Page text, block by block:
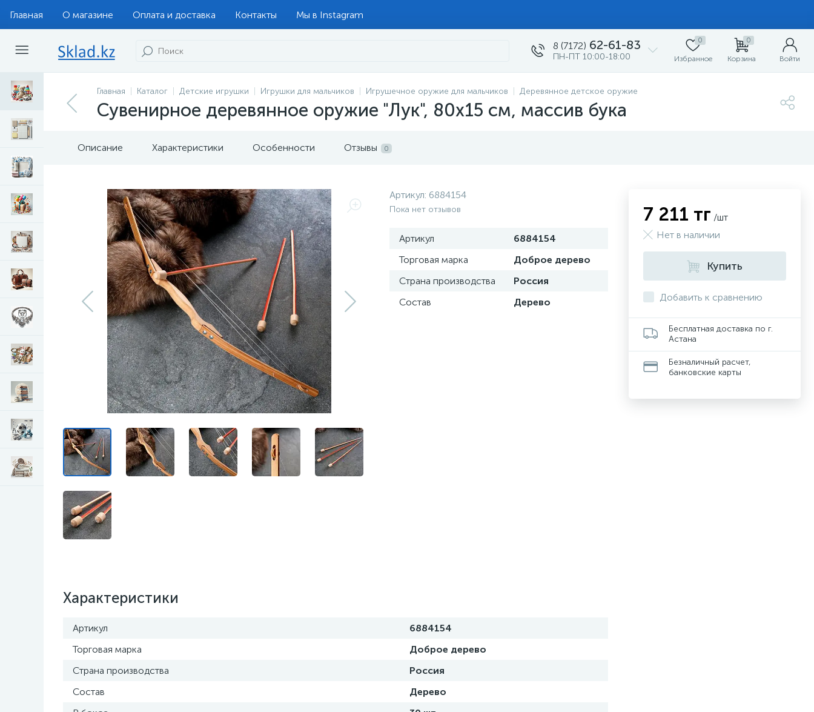
Главная О магазине Оплата и доставка Контакты Мы в Instagram
8 (7172) 62-61-83
ПН-ПТ 10:00-18:00
0
Избранное
0
Корзина Войти
Главная Каталог Детские игрушки Игрушки для мальчиков Игрушечное оружие для мальчиков Деревянное детское оружие
Сувенирное деревянное оружие "Лук", 80х15 см, массив бука
Описание Характеристики Особенности Отзывы 0
Артикул: 6884154
Пока нет отзывов
Артикул
6884154
Торговая марка
Доброе дерево
Страна производства
Россия
Состав
Дерево
Характеристики
Артикул
6884154
Торговая марка
Доброе дерево
Страна производства
Россия
Состав
Дерево
7 211 тг /шт
Нет в наличии
Купить
Добавить к сравнению
Бесплатная доставка по г.
Астана
Безналичный расчет,
банковские карты